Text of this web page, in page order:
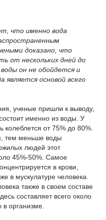
что именно вода
доказано, что
от нескольких дней до
воды он не обойдется и
является основой всего
ученые пришли к выводу,
именно из воды. У
колеблется от 75% до 80%.
тем меньше воды
людей этот
45%-50%. Самое
в крови,
в мускулатуре человека.
также в своем составе
составляет всего около
организме.